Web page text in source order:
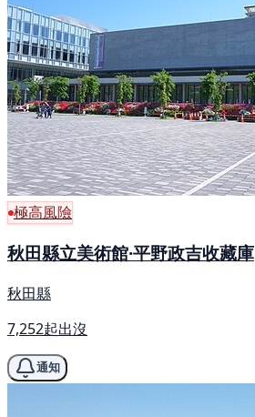
極高風險
秋田縣立美術館·平野政吉收藏庫
秋田縣
7,252起出沒
通知